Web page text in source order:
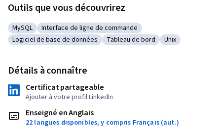
Outils que vous découvrirez
Catégorie : MySQL
MySQL Catégorie : Interface de ligne de commande
Interface de ligne de commande
Catégorie : Logiciel de base de données
Logiciel de base de données Catégorie : Tableau de bord
Tableau de bord Catégorie : Unix
Unix
Détails à connaître
Certificat partageable
Ajouter à votre profil LinkedIn
Enseigné en Anglais
22 langues disponibles, y compris Français (aut.)